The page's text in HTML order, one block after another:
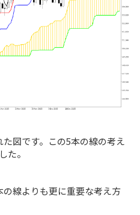
図です。この5本の線の考え
た。
線よりも更に重要な考え方